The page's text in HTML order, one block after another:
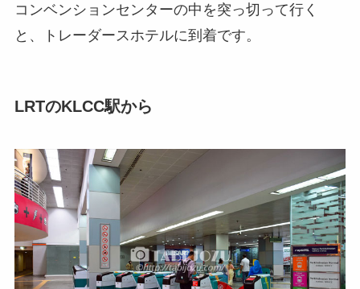
コンベンションセンターの中を突っ切って行く
と、トレーダースホテルに到着です。
LRTのKLCC駅から